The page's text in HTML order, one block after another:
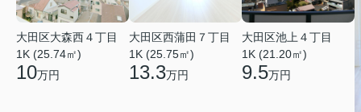
大田区大森西４丁目
1K (25.74㎡)
10万円
大田区西蒲田７丁目
1K (25.75㎡)
13.3万円
大田区池上４丁目
1K (21.20㎡)
9.5万円